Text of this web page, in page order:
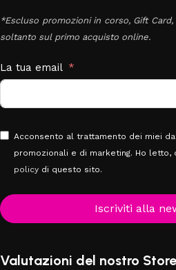
*Escluso promozioni in corso, Gift
soltanto sul primo acquisto online.
La tua email
Acconsento al trattamento dei miei
promozionali e di marketing. Ho
policy di questo sito.
Iscriviti alla
Valutazioni del nostro Store